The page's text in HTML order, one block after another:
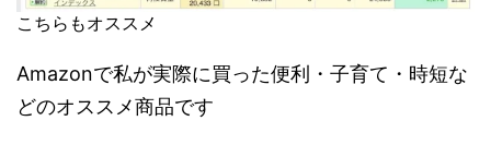
こちらもオススメ
Amazonで私が実際に買った便利・子育て・時短な
どのオススメ商品です